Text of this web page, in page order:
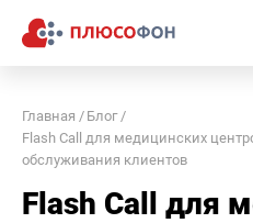
Главная
Блог
Flash Call для медицинских
обслуживания клиентов
Flash Call для